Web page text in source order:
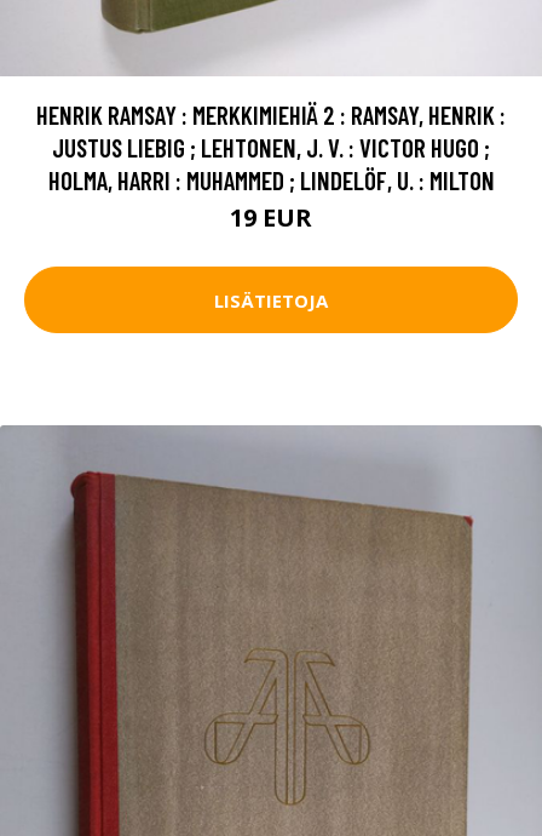
HENRIK RAMSAY : MERKKIMIEHIÄ 2 : RAMSAY, HENRIK :
JUSTUS LIEBIG ; LEHTONEN, J. V. : VICTOR HUGO ;
HOLMA, HARRI : MUHAMMED ; LINDELÖF, U. : MILTON
19 EUR
LISÄTIETOJA